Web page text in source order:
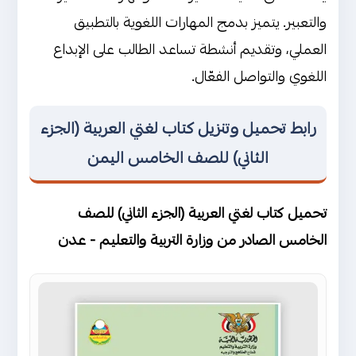
والتعبير. يتميز بدمج المهارات اللغوية بالتطبيق
العملي، وتقديم أنشطة تساعد الطالب على الإبداع
اللغوي والتواصل الفعّال.
رابط تحميل وتنزيل كتاب لغتي العربية (الجزء
الثاني) للصف الخامس اليمن
تحميل كتاب لغتي العربية (الجزء الثاني) للصف
الخامس الصادر من وزارة التربية والتعليم - عدن